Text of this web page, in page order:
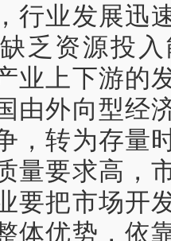
行业发展迅
乏资源投
业上下游的
由外向型经
，转为存量
量要求高，
要把市场开
体优势，依